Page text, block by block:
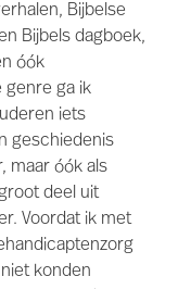
Bijbelse
Bijbels dagboek,
óók
genre ga ik
iets
geschiedenis
maar óók als
deel uit
Voordat ik met
konden